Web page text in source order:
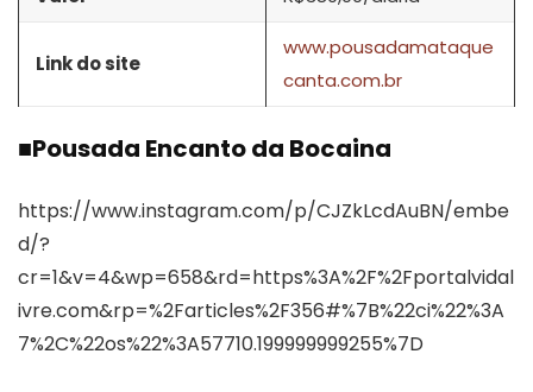
Link do site
www.pousadamataque
canta.com.br
■Pousada Encanto da Bocaina
https://www.instagram.com/p/CJZkLcdAuBN/embe
d/?
cr=1&v=4&wp=658&rd=https%3A%2F%2Fportalvidal
ivre.com&rp=%2Farticles%2F356#%7B%22ci%22%3A
7%2C%22os%22%3A57710.199999999255%7D